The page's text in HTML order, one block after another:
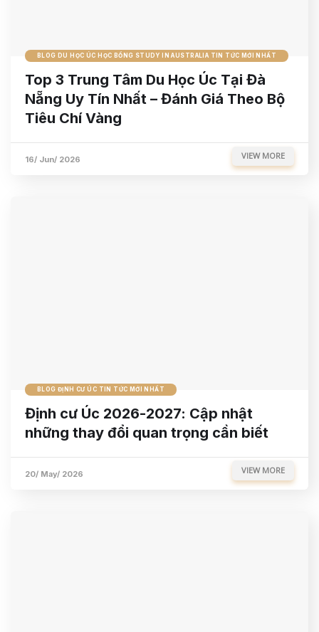
BLOG DU HỌC ÚC HỌC BỔNG STUDY IN AUSTRALIA TIN TỨC MỚI NHẤT
Top 3 Trung Tâm Du Học Úc Tại Đà
Nẵng Uy Tín Nhất – Đánh Giá Theo Bộ
Tiêu Chí Vàng
16/ Jun/ 2026 VIEW MORE
BLOG ĐỊNH CƯ ÚC TIN TỨC MỚI NHẤT
Định cư Úc 2026-2027: Cập nhật
những thay đổi quan trọng cần biết
20/ May/ 2026 VIEW MORE